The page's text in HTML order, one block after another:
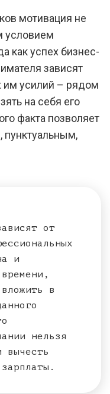
мотивация не
условием
как успех бизнес-
зависят
им усилий – рядом
на себя его
факта позволяет
пунктуальным,
от
и
в
нельзя
вычесть